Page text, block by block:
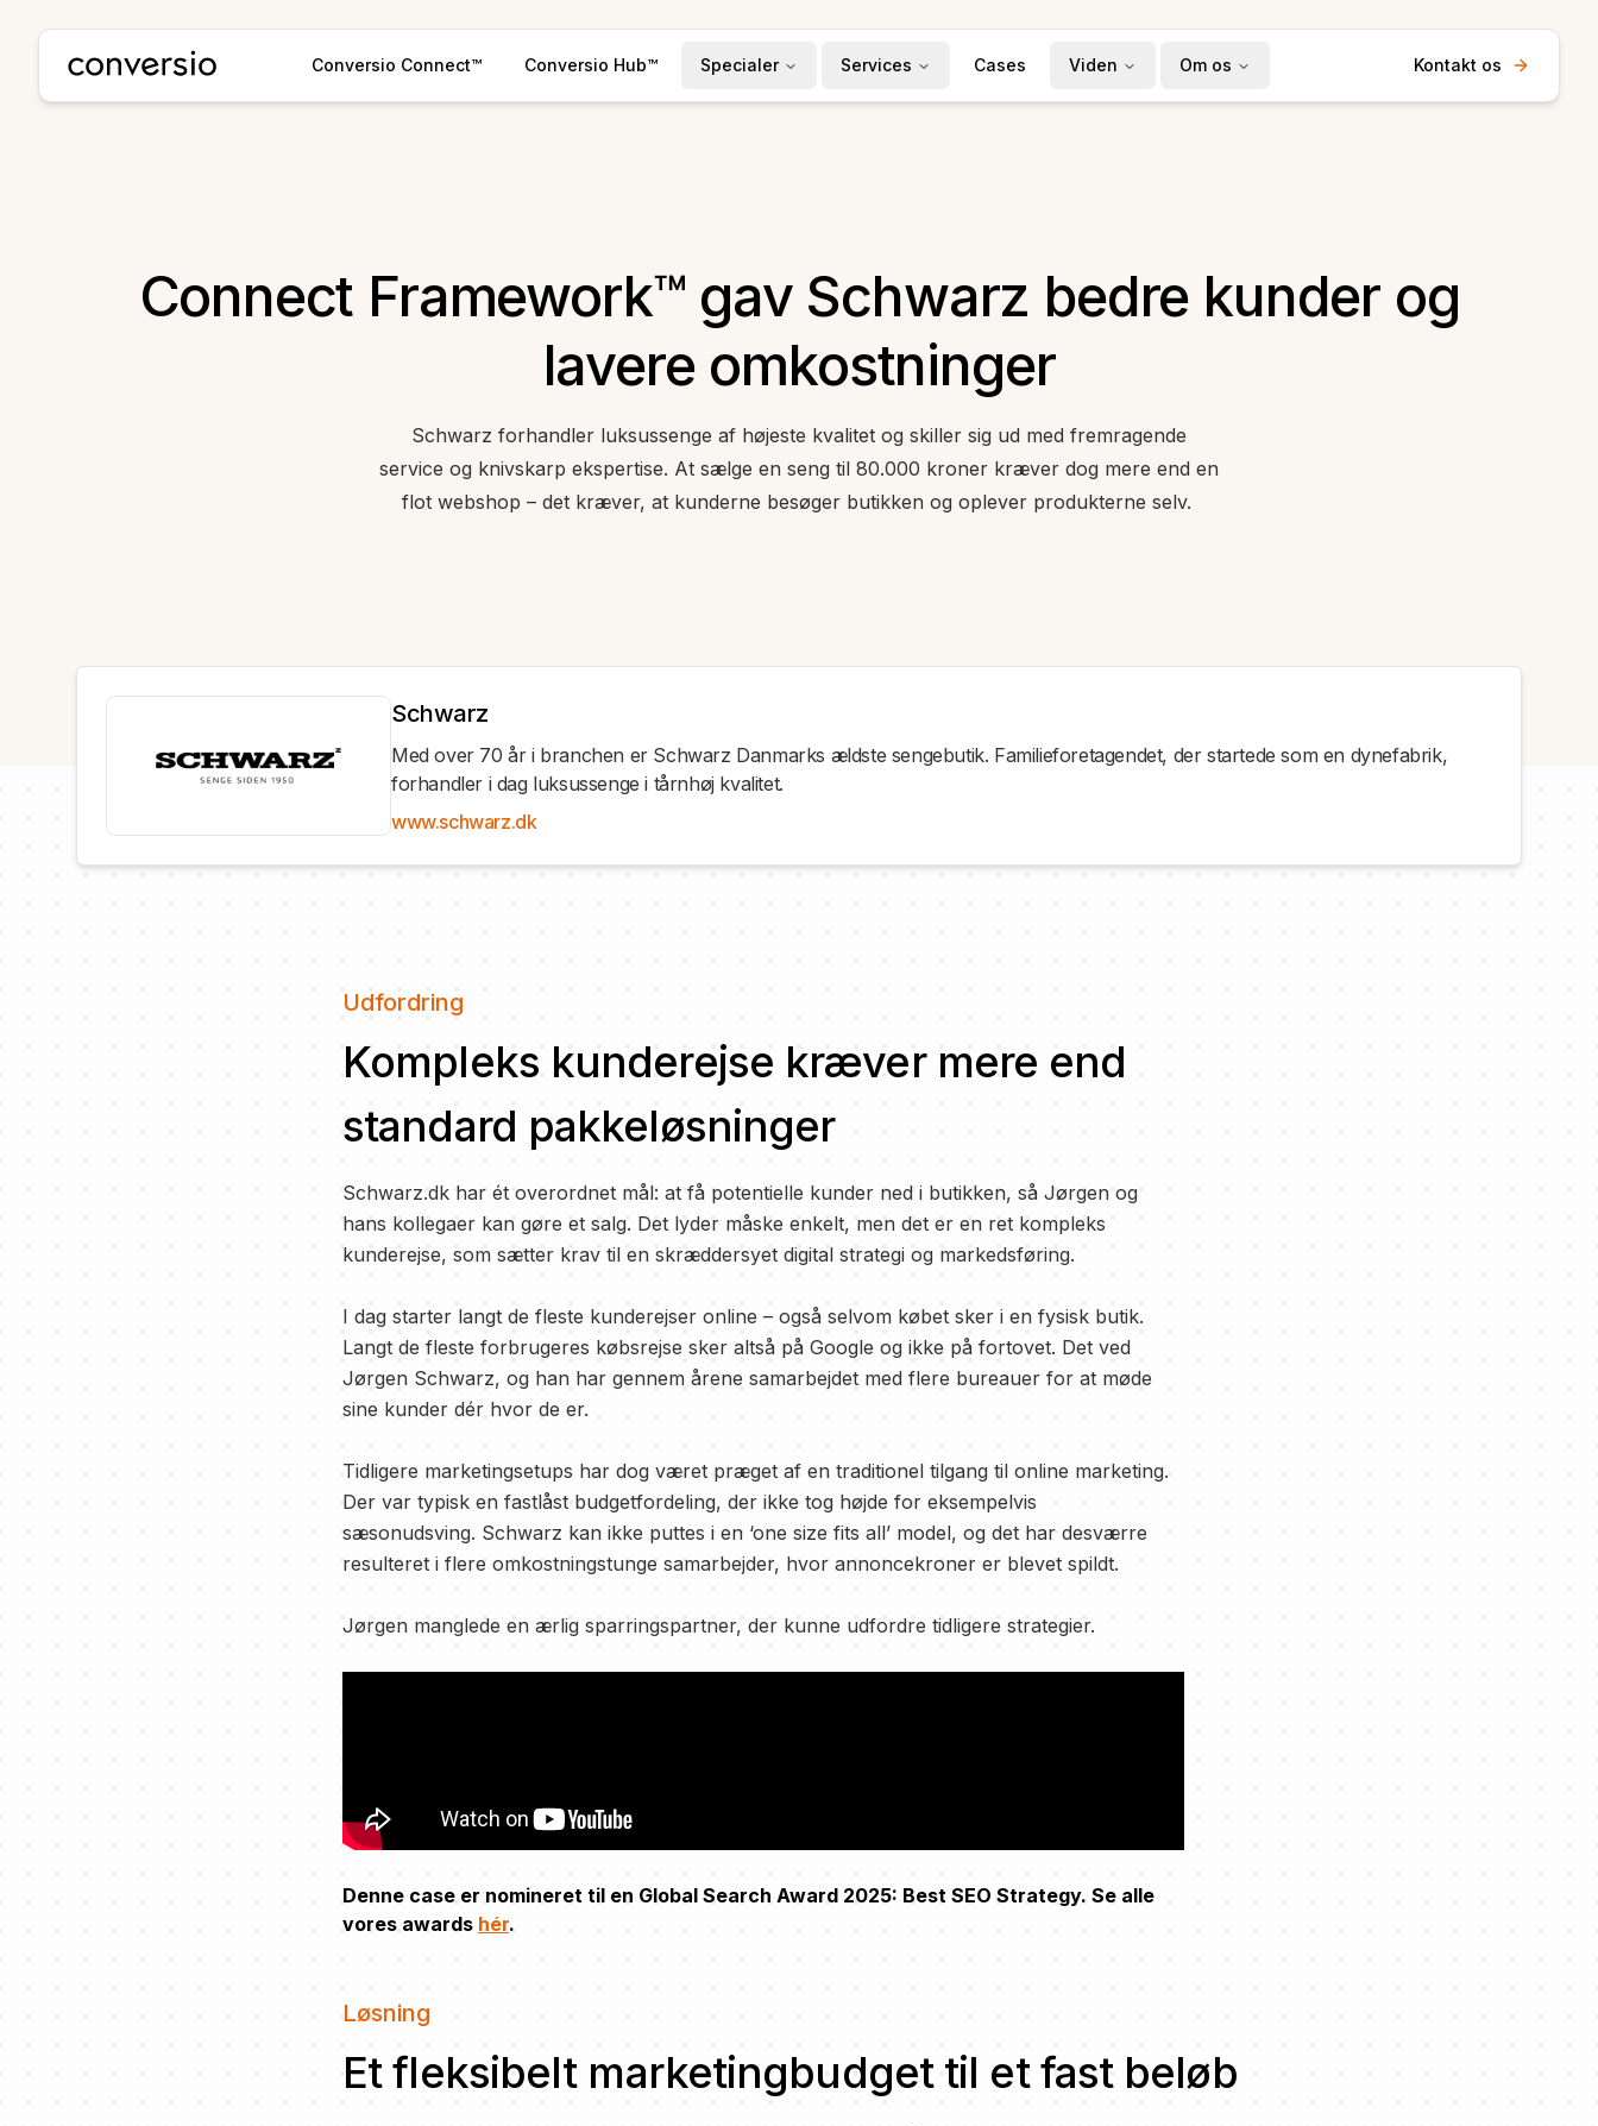
Conversio Conversio Connect™ Conversio Hub™ Specialer Services Cases Viden Om os Kontakt os
Connect Framework™ gav Schwarz bedre kunder og
lavere omkostninger
Schwarz forhandler luksussenge af højeste kvalitet og skiller sig ud med fremragende
service og knivskarp ekspertise. At sælge en seng til 80.000 kroner kræver dog mere end en
flot webshop – det kræver, at kunderne besøger butikken og oplever produkterne selv.
Schwarz
Med over 70 år i branchen er Schwarz Danmarks ældste sengebutik. Familieforetagendet, der startede som en dynefabrik,
forhandler i dag luksussenge i tårnhøj kvalitet.
www.schwarz.dk
Udfordring
Kompleks kunderejse kræver mere end
standard pakkeløsninger
Schwarz.dk har ét overordnet mål: at få potentielle kunder ned i butikken, så Jørgen og
hans kollegaer kan gøre et salg. Det lyder måske enkelt, men det er en ret kompleks
kunderejse, som sætter krav til en skræddersyet digital strategi og markedsføring.
I dag starter langt de fleste kunderejser online – også selvom købet sker i en fysisk butik.
Langt de fleste forbrugeres købsrejse sker altså på Google og ikke på fortovet. Det ved
Jørgen Schwarz, og han har gennem årene samarbejdet med flere bureauer for at møde
sine kunder dér hvor de er.
Tidligere marketingsetups har dog været præget af en traditionel tilgang til online marketing.
Der var typisk en fastlåst budgetfordeling, der ikke tog højde for eksempelvis
sæsonudsving. Schwarz kan ikke puttes i en ‘one size fits all’ model, og det har desværre
resulteret i flere omkostningstunge samarbejder, hvor annoncekroner er blevet spildt.
Jørgen manglede en ærlig sparringspartner, der kunne udfordre tidligere strategier.
Denne case er nomineret til en Global Search Award 2025: Best SEO Strategy. Se alle
vores awards hér.
Løsning
Et fleksibelt marketingbudget til et fast beløb